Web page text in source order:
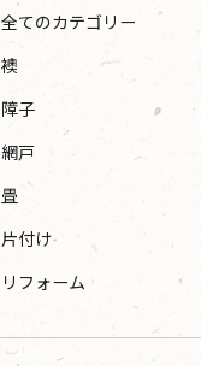
全てのカテゴリー
襖
障子
網戸
畳
片付け
リフォーム